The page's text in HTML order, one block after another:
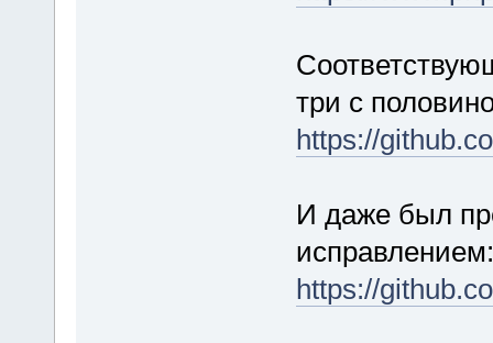
три с
https://
И даже был
исправлением:
https://